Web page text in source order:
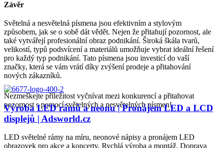
Závěr
Světelná a nesvětelná písmena jsou efektivním a stylovým
způsobem, jak se o sobě dát vědět. Nejen že přitahují pozornost, ale
také vytvářejí profesionální obraz podnikání. Široká škála tvarů,
velikostí, typů podsvícení a materiálů umožňuje vybrat ideální řešení
pro každý typ podnikání. Tato písmena jsou investicí do vaší
značky, která se vám vrátí díky zvýšení prodeje a přitahování
nových zákazníků.
Nezmeškejte příležitost vyčnívat mezi konkurencí a přitahovat
pozornost s pomocí světelných a nesvětelných písmen!
Výroba LED rámů a neonu | Pronájem LED a LCD
displejů | Adsworld.cz
LED světelné rámy na míru, neonové nápisy a pronájem LED
obrazovek pro akce a koncerty. Rychlá výroba a montáž. Doprava